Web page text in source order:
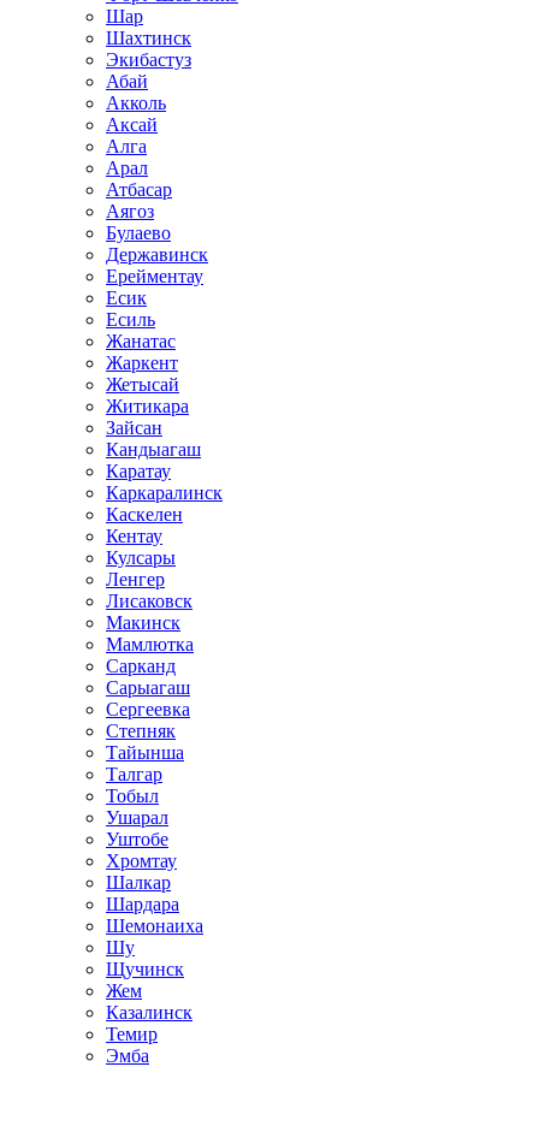
Шар
Шахтинск
Экибастуз
Абай
Акколь
Аксай
Алга
Арал
Атбасар
Аягоз
Булаево
Державинск
Ерейментау
Есик
Есиль
Жанатас
Жаркент
Жетысай
Житикара
Зайсан
Кандыагаш
Каратау
Каркаралинск
Каскелен
Кентау
Кулсары
Ленгер
Лисаковск
Макинск
Мамлютка
Сарканд
Сарыагаш
Сергеевка
Степняк
Тайынша
Талгар
Тобыл
Ушарал
Уштобе
Хромтау
Шалкар
Шардара
Шемонаиха
Шу
Щучинск
Жем
Казалинск
Темир
Эмба